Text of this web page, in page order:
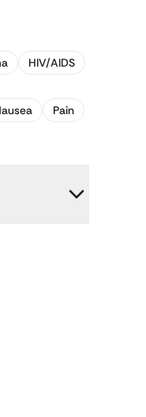
HIV/AIDS
Pain